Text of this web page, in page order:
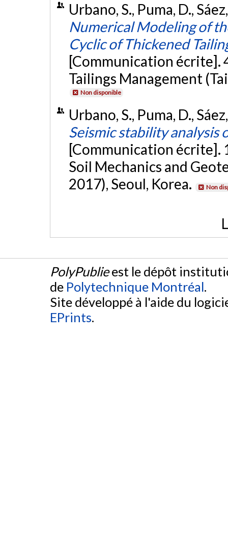
Urbano, S., Puma, D.,
Numerical Modeling of
Cyclic of Thickened
[Communication écrite].
Tailings Management
Non disponible
Urbano, S., Puma, D.,
Seismic stability analysis
[Communication
Soil Mechanics and
2017), Seoul, Korea.
Non
PolyPublieest le dépôt
de Polytechnique Montréal.
Site développé à l'aide du
EPrints.